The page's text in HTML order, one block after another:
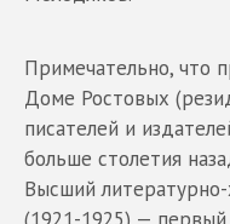
Примечательно, что
Доме Ростовых
писателей и
больше столетия
Высший